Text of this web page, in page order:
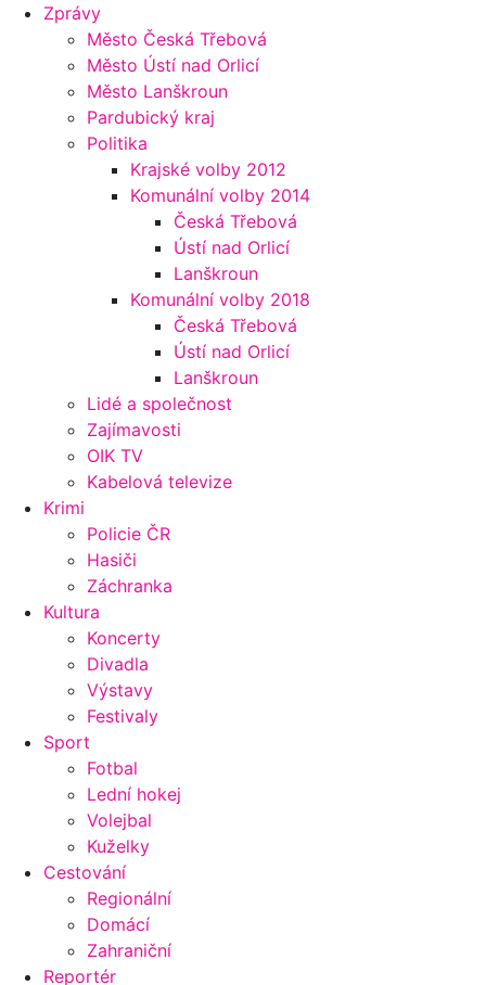
Zprávy
Město Česká Třebová
Město Ústí nad Orlicí
Město Lanškroun
Pardubický kraj
Politika
Krajské volby 2012
Komunální volby 2014
Česká Třebová
Ústí nad Orlicí
Lanškroun
Komunální volby 2018
Česká Třebová
Ústí nad Orlicí
Lanškroun
Lidé a společnost
Zajímavosti
OIK TV
Kabelová televize
Krimi
Policie ČR
Hasiči
Záchranka
Kultura
Koncerty
Divadla
Výstavy
Festivaly
Sport
Fotbal
Lední hokej
Volejbal
Kuželky
Cestování
Regionální
Domácí
Zahraniční
Reportér